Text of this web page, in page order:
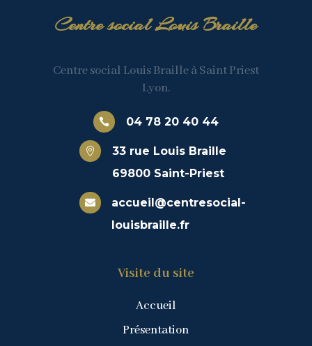
Centre social Louis Braille
Centre social Louis Braille à Saint Priest
Lyon.
 04 78 20 40 44

33 rue Louis Braille
69800 Saint-Priest

accueil@centresocial-
louisbraille.fr
Visite du site
Accueil
Présentation